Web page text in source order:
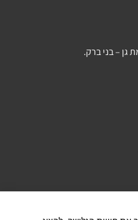
גן – בני ברק.